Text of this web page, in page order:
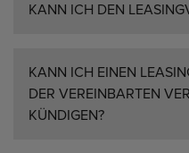
KANN ICH DEN
KANN ICH EINEN
DER VEREINBARTEN
KÜNDIGEN?